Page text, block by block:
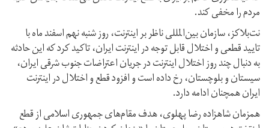
مردم را مخفی کند.
نت‌بلاکز، سازمان بین‌المللی ناظر بر اینترنت، روز شنبه نهم اسفند ماه با
تایید قطعی و اختلال قابل توجه در اینترنت ایران، تاکید کرد که این حادثه
به دنبال چند روز اختلال اینترنت در جریان اعتراضات جنوب شرقی ایران،
سیستان و بلوچستان، رخ داده است و افزود قطع و اختلال در اینترنت
ایران همچنان ادامه دارد.
همزمان شاهزاده رضا پهلوی، هدف مقام‌های جمهوری اسلامی از قطع